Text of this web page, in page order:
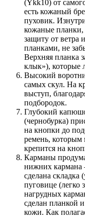
(Ykk10) от
есть кожаный
пуховик.
кожаные планки,
защиту от ветра
планками, не
Верхняя планка
клык»), которые
Высокий
самых скул. На
выступ,
подбородок.
Глубокий
(чернобурка)
на кнопки до
ремень, которым
крепится на
Карманы
нижних кармана
сделана складка
пуговице (легко
нагрудных
сделан планкой
кожи. Как